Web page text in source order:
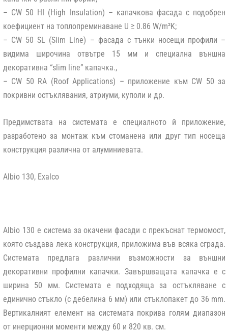
– CW 50 HI (High Insulation) – капачкова фасада с подобрен
коефициент на топлопреминаване U ≥ 0.86 W/m²K;
– CW 50 SL (Slim Line) – фасада с тънки носещи профили –
видима широчина отвътре 15 мм и специална външна
декоративна “slim line” капачка.,
– CW 50 RA (Roof Applications) – приложение към CW 50 за
покривни остъклявания, атриуми, куполи и др.
Предимствата на системата е специалното й приложение,
разработено за монтаж към стоманена или друг тип носеща
конструкция различна от алуминиевата.
Аlbio 130, Exalco
Albio 130 е система за окачени фасади с прекъснат термомост,
която създава лека конструкция, приложима във всяка сграда.
Системата предлага различни възможности за външни
декоративни профилни капачки. Завършващата капачка е с
ширина 50 мм. Системата е подходяща за остъкляване с
единично стъкло (с дебелина 6 мм) или стъклопакет до 36 mm.
Вертикалният елемент на системата покрива голям диапазон
от инерционни моменти между 60 и 820 кв. см.